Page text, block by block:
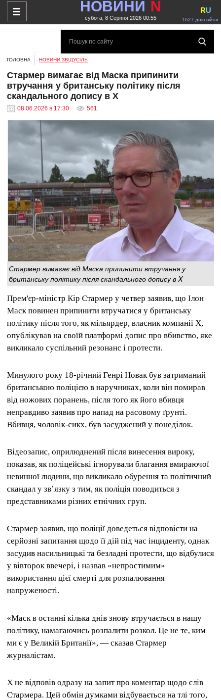
НОВИНИ N
субота, 8 Серпня 2026 00:55 1627 днів війни
RU
ГОЛОВНА НОВИНИ ЗВІДУСІЛЬ
Стармер вимагає від Маска припинити
втручання у британську політику після
скандального допису в X
08.06.2026 в 17:30 561
Стармер вимагає від Маска припинити втручання у
британську політику після скандального допису в X
Прем'єр-міністр Кір Стармер у четвер заявив, що Ілон
Маск повинен припинити втручатися у британську
політику після того, як мільярдер, власник компанії X,
опублікував на своїй платформі допис про вбивство, яке
викликало суспільний резонанс і протести.
Минулого року 18-річний Генрі Новак був затриманий
британською поліцією в наручниках, коли він помирав
від ножових поранень, після того як його вбивця
неправдиво заявив про напад на расовому ґрунті.
Вбивця, чоловік-сикх, був засуджений у понеділок.
Відеозапис, оприлюднений після винесення вироку,
показав, як поліцейські ігнорували благання вмираючої
невинної людини, що викликало обурення та політичний
скандал у зв’язку з тим, як поліція поводиться з
представниками різних етнічних груп.
Стармер заявив, що поліції доведеться відповісти на
серйозні запитання щодо її дій під час інциденту, однак
засудив насильницькі та безладні протести, що відбулися
у вівторок ввечері, і назвав «непростимим»
використання цієї смерті для розпалювання
напруженості.
«Маск в останні кілька днів знову втручається в нашу
політику, намагаючись розпалити розкол. Це не те, ким
ми є у Великій Британії», — сказав Стармер
журналістам.
X не відповів одразу на запит про коментар щодо слів
Стармера. Цей обмін думками відбувається на тлі того,